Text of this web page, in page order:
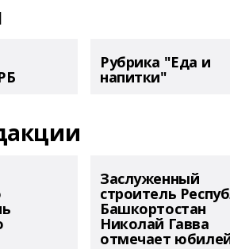
Рубрика "Еда и
напитки"
Заслуженный
строитель
Башкортостан
Николай Гавва
отмечает